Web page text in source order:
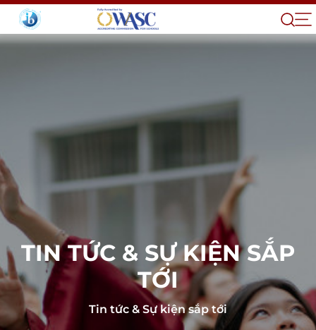
TIN TỨC & SỰ KIỆN SẮP
TỚI
Tin tức & Sự kiện sắp tới